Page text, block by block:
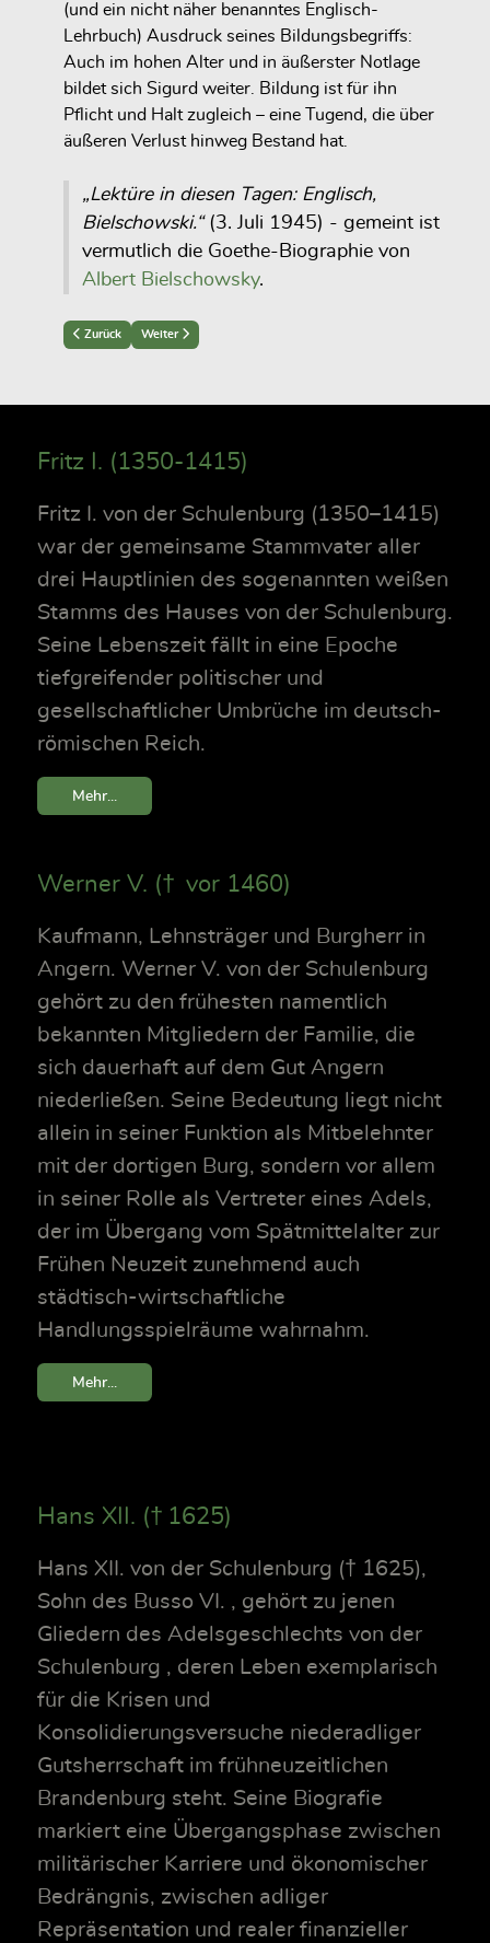
(und ein nicht näher benanntes Englisch-
Lehrbuch) Ausdruck seines Bildungsbegriffs:
Auch im hohen Alter und in äußerster Notlage
bildet sich Sigurd weiter. Bildung ist für ihn
Pflicht und Halt zugleich – eine Tugend, die über
äußeren Verlust hinweg Bestand hat.
„Lektüre in diesen Tagen: Englisch,
Bielschowski.“(3. Juli 1945) - gemeint ist
vermutlich die Goethe-Biographie von
Albert Bielschowsky.
Previous article: Friedrich Wilhelm Christoph Daniel (1843-1921)
Zurück Next article: Kuno Wilhelm Christoph Daniel (1923-1987)
Weiter
Fritz I. (1350-1415)
Fritz I. von der Schulenburg (1350–1415)
war der gemeinsame Stammvater aller
drei Hauptlinien des sogenannten weißen
Stamms des Hauses von der Schulenburg.
Seine Lebenszeit fällt in eine Epoche
tiefgreifender politischer und
gesellschaftlicher Umbrüche im deutsch-
römischen Reich.
Mehr...
Werner V. († vor 1460)
Kaufmann, Lehnsträger und Burgherr in
Angern. Werner V. von der Schulenburg
gehört zu den frühesten namentlich
bekannten Mitgliedern der Familie, die
sich dauerhaft auf dem Gut Angern
niederließen. Seine Bedeutung liegt nicht
allein in seiner Funktion als Mitbelehnter
mit der dortigen Burg, sondern vor allem
in seiner Rolle als Vertreter eines Adels,
der im Übergang vom Spätmittelalter zur
Frühen Neuzeit zunehmend auch
städtisch-wirtschaftliche
Handlungsspielräume wahrnahm.
Mehr...
Hans XII. († 1625)
Hans XII. von der Schulenburg († 1625),
Sohn des Busso VI. , gehört zu jenen
Gliedern des Adelsgeschlechts von der
Schulenburg , deren Leben exemplarisch
für die Krisen und
Konsolidierungsversuche niederadliger
Gutsherrschaft im frühneuzeitlichen
Brandenburg steht. Seine Biografie
markiert eine Übergangsphase zwischen
militärischer Karriere und ökonomischer
Bedrängnis, zwischen adliger
Repräsentation und realer finanzieller